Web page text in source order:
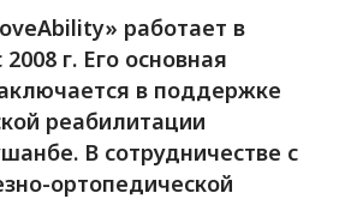
работает в
г. Его основная
в поддержке
реабилитации
В сотрудничестве с
ортопедической